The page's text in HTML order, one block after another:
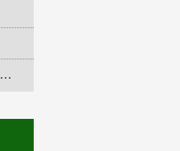
防制校園霸凌，勇敢說出來！